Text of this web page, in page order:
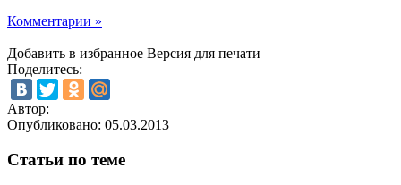
Комментарии »
Добавить в избранное Версия для печати
Поделитесь:
Автор:
Опубликовано: 05.03.2013
Статьи по теме